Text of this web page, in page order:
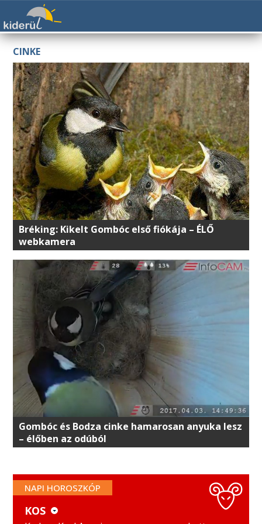
CINKE
Bréking: Kikelt Gombóc első fiókája – ÉLŐ
webkamera
Gombóc és Bodza cinke hamarosan anyuka lesz
– élőben az odúból
NAPI HOROSZKÓP
KOS
KOS